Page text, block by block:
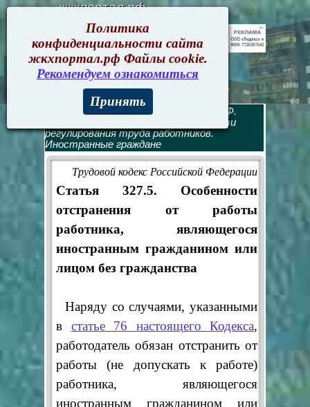
жкхпортал.рф
Трудовой кодекс
Трудовой кодекс РФ.
> Глава 50.1. Особенности
регулирования труда работников.
Иностранные граждане
Трудовой кодекс Российской Федерации
Статья 327.5. Особенности
отстранения от работы
работника, являющегося
иностранным гражданином или
лицом без гражданства
Наряду со случаями, указанными
в статье 76 настоящего Кодекса,
работодатель обязан отстранить от
работы (не допускать к работе)
работника, являющегося
иностранным гражданином или
Политика
конфиденциальности сайта
жкхпортал.рф Файлы cookie.
Рекомендуем ознакомиться
Принять